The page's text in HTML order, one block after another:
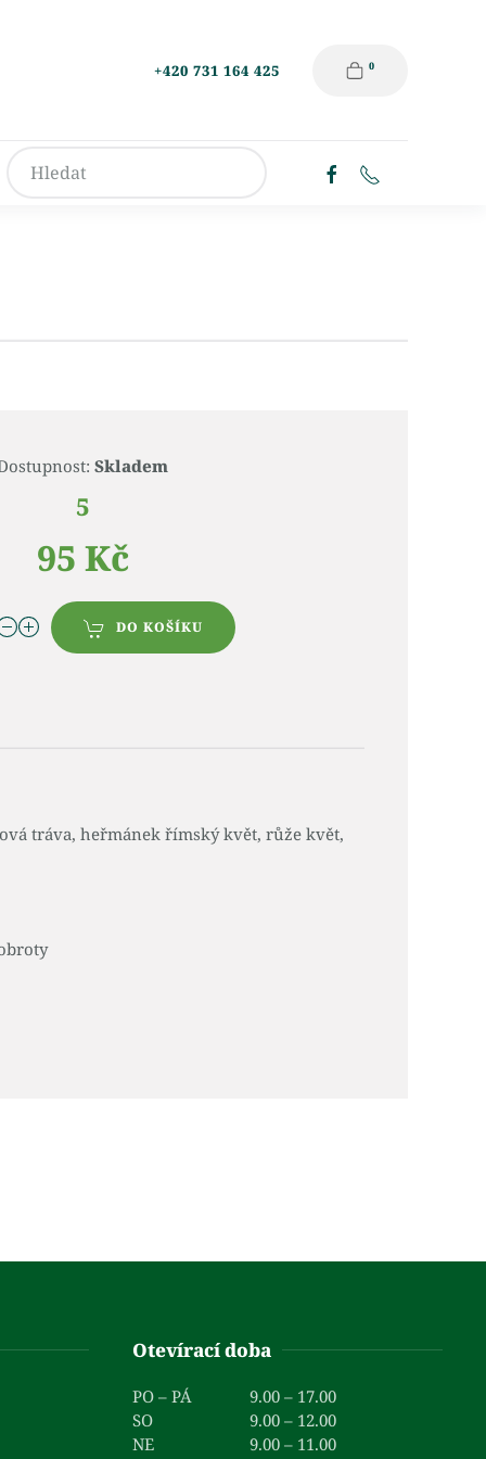
+420 731 164 425 0
Skladem
5
95 Kč
DO KOŠÍKU
tráva, heřmánek římský květ, růže květ,
Otevírací doba
PO – PÁ
9.00 – 17.00
SO
9.00 – 12.00
NE
9.00 – 11.00